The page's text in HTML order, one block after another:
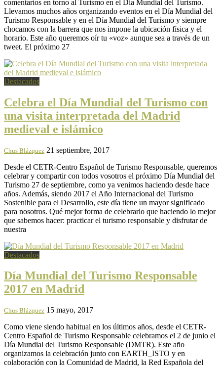
comentarios en torno al Turismo en el Día Mundial del Turismo.
Llevamos muchos años organizando eventos en el Día Mundial del
Turismo Responsable y en el Día Mundial del Turismo y siempre
chocamos con la barrera que nos impone la ubicación física y el
horario. Este año queremos oír tu «voz» aunque sea a través de un
tweet. El próximo 27
Destacados
Celebra el Día Mundial del Turismo con
una visita interpretada del Madrid
medieval e islámico
Chus Blázquez 21 septiembre, 2017
Desde el CETR-Centro Español de Turismo Responsable, queremos
celebrar y compartir con todos vosotros el próximo Día Mundial del
Turismo 27 de septiembre, como ya venimos haciendo desde hace
años. Además, siendo 2017 el Año Internacional del Turismo
Sostenible para el Desarrollo, este día tiene un mayor significado
para nosotros. Qué mejor forma de celebrarlo que haciendo lo mejor
que sabemos hacer: practicar el turismo responsable y disfrutar de
nuestra
Destacados
Día Mundial del Turismo Responsable
2017 en Madrid
Chus Blázquez 15 mayo, 2017
Como viene siendo habitual en los últimos años, desde el CETR-
Centro Español de Turismo Responsable celebramos el 2 de junio el
Día Mundial del Turismo Responsable (DMTR). Este año
organizamos la celebración junto con EARTH_ISTO y en
colaboración con la Comunidad de Madrid, la Red Española del